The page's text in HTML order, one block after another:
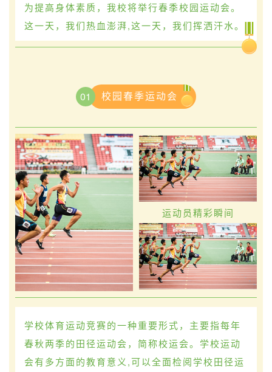
为提高身体素质，我校将举行春季校园运动会。
这一天，我们热血澎湃,这一天，我们挥洒汗水。
01 校园春季运动会
运动员精彩瞬间
学校体育运动竞赛的一种重要形式，主要指每年
春秋两季的田径运动会，简称校运会。学校运动
会有多方面的教育意义,可以全面检阅学校田径运